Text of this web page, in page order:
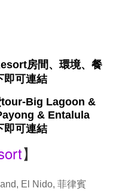
房間、環境、餐
可連結
tour-Big Lagoon &
& Entalula
可連結
】
El Nido, 菲律賓